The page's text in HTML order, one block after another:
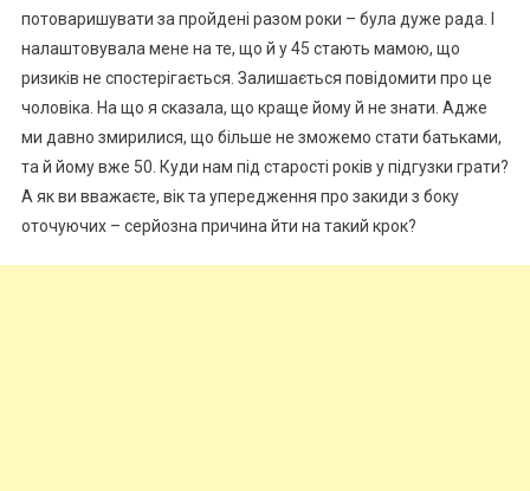
потоваришувати за пройдені разом роки – була дуже рада. І
налаштовувала мене на те, що й у 45 стають мамою, що
ризиків не спостерігається. Залишається повідомити про це
чоловіка. На що я сказала, що краще йому й не знати. Адже
ми давно змирилися, що більше не зможемо стати батьками,
та й йому вже 50. Куди нам під старості років у підгузки грати?
А як ви вважаєте, вік та упередження про закиди з боку
оточуючих – серйозна причина йти на такий крок?